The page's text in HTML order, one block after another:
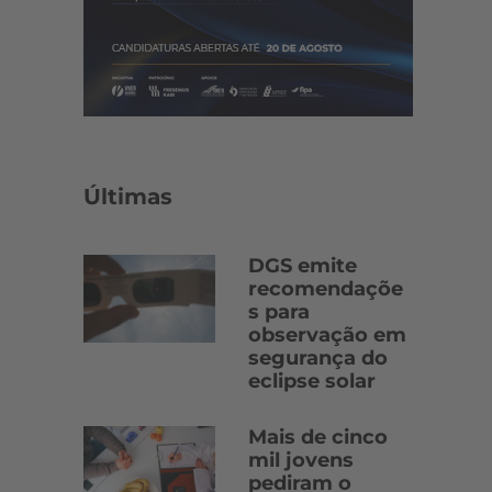
Últimas
DGS emite
recomendaçõe
s para
observação em
segurança do
eclipse solar
Mais de cinco
mil jovens
pediram o